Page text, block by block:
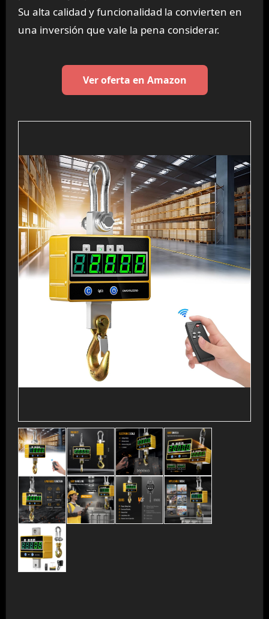
Su alta calidad y funcionalidad la convierten en
una inversión que vale la pena considerar.
Ver oferta en Amazon